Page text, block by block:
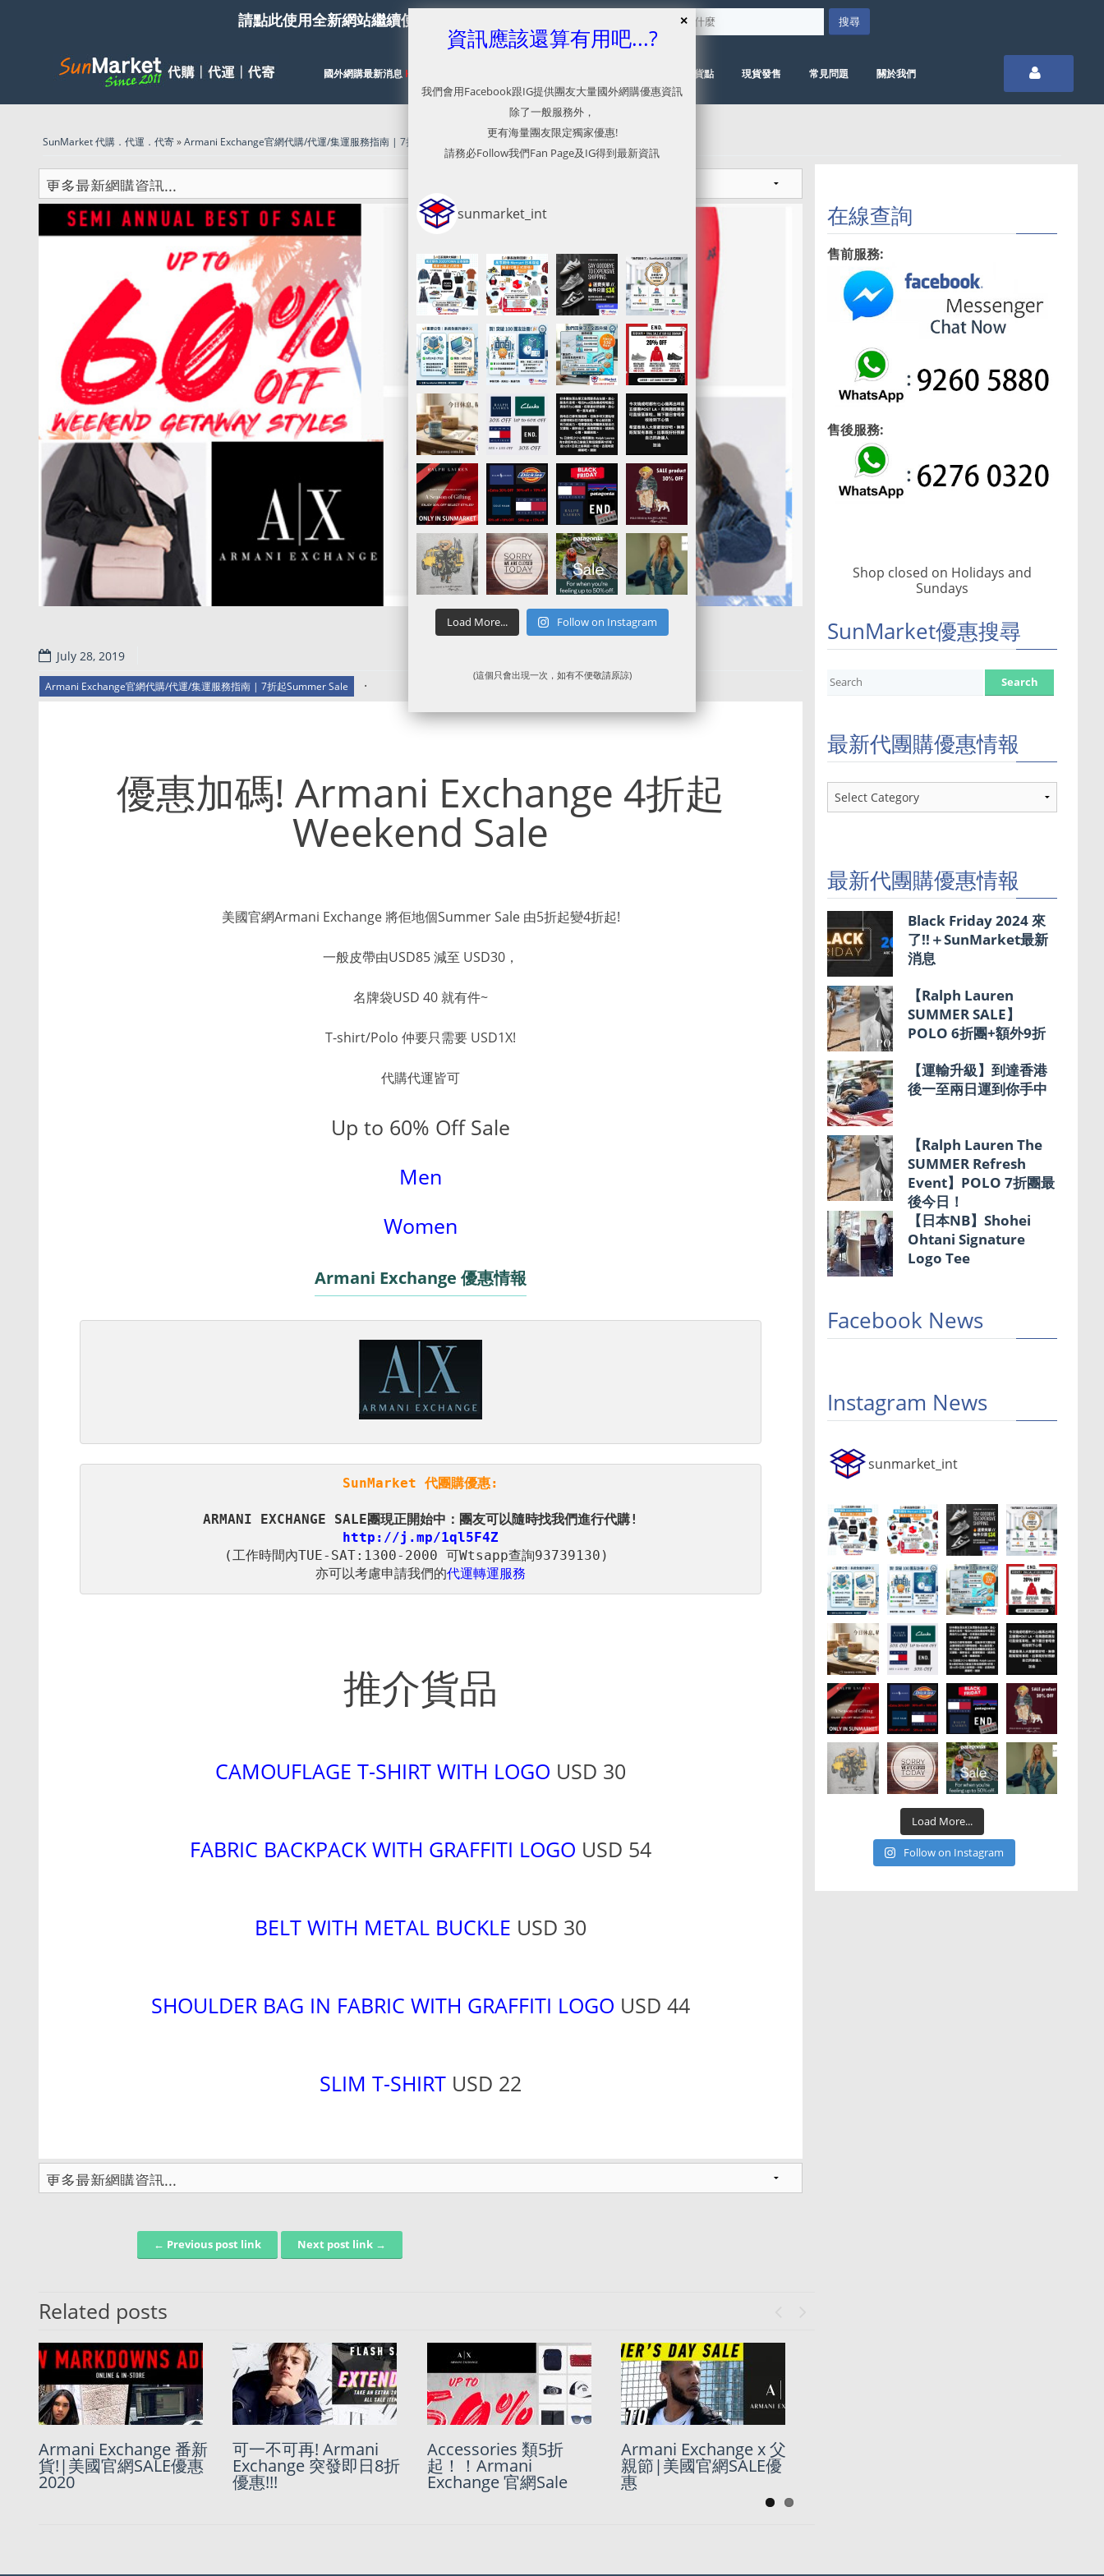
請點此使用全新網站繼續使用服務，本網已停止更新
國外網購最新消息 HOT 有關取貨點 現貨發售 常見問題 關於我們
SunMarket 代購．代運．代寄»Armani Exchange官網代購/代運/集運服務指南 | 7折起Summer Sale
July 28, 2019
Armani Exchange官網代購/代運/集運服務指南 | 7折起Summer Sale .
優惠加碼! Armani Exchange 4折起
Weekend Sale
美國官網Armani Exchange 將佢地個Summer Sale 由5折起變4折起!
一般皮帶由USD85 減至 USD30，
名牌袋USD 40 就有件~
T-shirt/Polo 仲要只需要 USD1X!
代購代運皆可
Up to 60% Off Sale
Men
Women
Armani Exchange 優惠情報
SunMarket 代團購優惠:
亦可以考慮申請我們的代運轉運服務
推介貨品
CAMOUFLAGE T-SHIRT WITH LOGO USD 30
FABRIC BACKPACK WITH GRAFFITI LOGO USD 54
BELT WITH METAL BUCKLE USD 30
SHOULDER BAG IN FABRIC WITH GRAFFITI LOGO USD 44
SLIM T-SHIRT USD 22
Post navigation← Previous post link Next post link →
Related posts
Armani Exchange 番新
貨!|美國官網SALE優惠
2020
可一不可再! Armani
Exchange 突發即日8折
優惠!!!
Accessories 類5折
起！！Armani
Exchange 官網Sale
Armani Exchange x 父
親節|美國官網SALE優
惠
第一次又免國內運費又
做Sale 既Armani
Exchange 優惠
平民價$209買名牌
Armani Exchange男裝
Tee | 低至4折
Armani Exchange 秋季
大特價！低至五折！
Armani Exchange
Summer Sale 低至5折
Previous
在線查詢
售前服務:
售後服務:
Shop closed on Holidays and
Sundays
SunMarket優惠搜尋
最新代團購優惠情報
最
新
優
惠
情
報
最新代團購優惠情報
Black Friday 2024 來
了!!＋SunMarket最新
消息
【Ralph Lauren
SUMMER SALE】
POLO 6折團+額外9折
【運輸升級】到達香港
後一至兩日運到你手中
【Ralph Lauren The
SUMMER Refresh
Event】POLO 7折團最
後今日！
【日本NB】Shohei
Ohtani Signature
Logo Tee
Facebook News
Instagram News
sunmarket_int
Load More...
Follow on Instagram
資訊應該還算有用吧...?
我們會用Facebook跟IG提供團友大量國外網購優惠資訊
除了一般服務外，
更有海量團友限定獨家優惠!
請務必Follow我們Fan Page及IG得到最新資訊
sunmarket_int
Load More... Follow on Instagram
(這個只會出現一次，如有不便敬請原諒)